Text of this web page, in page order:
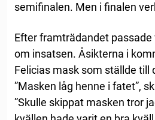
semifinalen. Men i finalen
Efter framträdandet
om insatsen. Åsikterna i
Felicias mask som ställde till
”Masken låg henne i fatet”,
”Skulle skippat masken tror